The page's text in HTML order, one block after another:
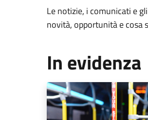
Le notizie, i comunicati e
novità, opportunità e cosa
In evidenza